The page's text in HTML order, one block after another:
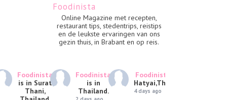
Foodinista
Online Magazine met recepten,
restaurant tips, stedentrips, reistips
en de leukste ervaringen van ons
gezin thuis, in Brabant en op reis.
Foodinista
is in Surat
Thani,
Foodinista
is in
Thailand.
Foodinista
Hatyai,Thailand.
4 days ago